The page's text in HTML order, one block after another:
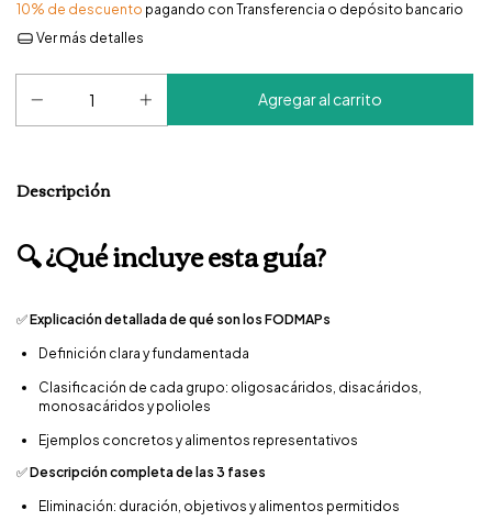
10% de descuento pagando con Transferencia o depósito bancario
Ver más detalles
Descripción
🔍 ¿Qué incluye esta guía?
✅Explicación detallada de qué son los FODMAPs
Definición clara y fundamentada
Clasificación de cada grupo: oligosacáridos, disacáridos,
monosacáridos y polioles
Ejemplos concretos y alimentos representativos
✅Descripción completa de las 3 fases
Eliminación: duración, objetivos y alimentos permitidos